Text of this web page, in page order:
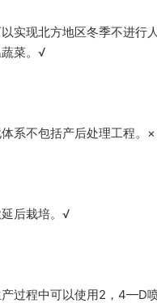
实现北方地区冬季不进行
菜。√
系不包括产后处理工程。×
后栽培。√
过程中可以使用2，4—D